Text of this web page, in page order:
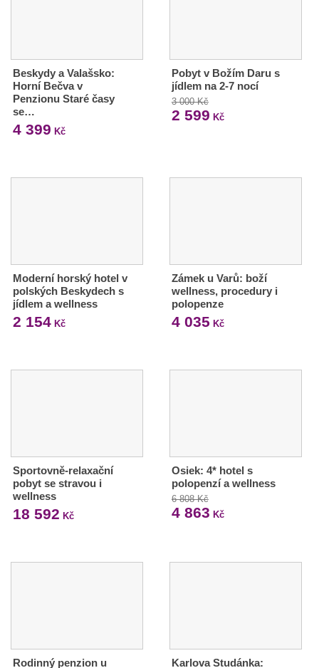
Beskydy a Valašsko:
Horní Bečva v
Penzionu Staré časy
se…
4 399 Kč
Pobyt v Božím Daru s
jídlem na 2-7 nocí
3 000 Kč
2 599 Kč
Moderní horský hotel v
polských Beskydech s
jídlem a wellness
2 154 Kč
Zámek u Varů: boží
wellness, procedury i
polopenze
4 035 Kč
Sportovně-relaxační
pobyt se stravou i
wellness
18 592 Kč
Osiek: 4* hotel s
polopenzí a wellness
6 808 Kč
4 863 Kč
Rodinný penzion u
Karlova Studánka: